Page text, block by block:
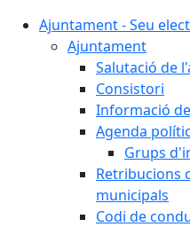
Ajuntament - Seu
Ajuntament
Salutació de
Consistori
Informació
Agenda
Grups
Retribucions
municipals
Codi de